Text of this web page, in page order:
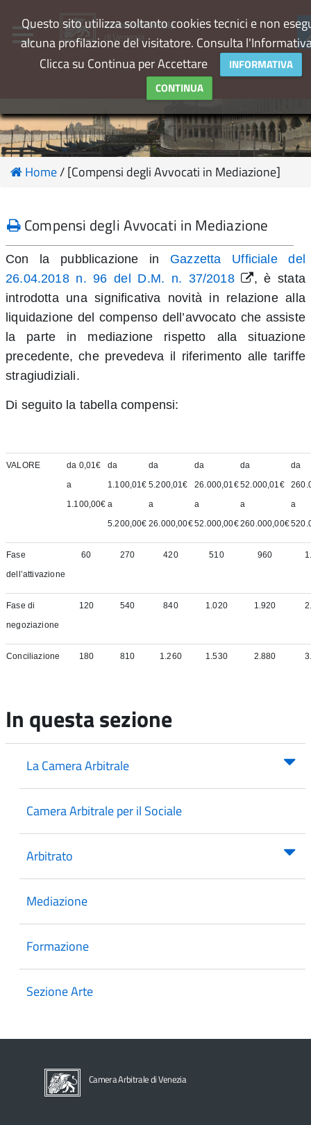
Camera Arbitrale
di Venezia
Home/ [Compensi degli Avvocati in Mediazione]
Compensi degli Avvocati in Mediazione
Con la pubblicazione in Gazzetta Ufficiale del
26.04.2018 n. 96 del D.M. n. 37/2018
, è stata
introdotta una significativa novità in relazione alla
liquidazione del compenso dell’avvocato che assiste
la parte in mediazione rispetto alla situazione
precedente, che prevedeva il riferimento alle tariffe
stragiudiziali.
Di seguito la tabella compensi:
VALORE
da 0,01€
a
1.100,00€
da
1.100,01€
a
5.200,00€
da
5.200,01€
a
26.000,00€
da
26.000,01€
a
52.000,00€
da
52.000,01€
a
260.000,00€
da
a
Fase
dell’attivazione
60 270 420 510 960
Fase di
negoziazione
120 540 840 1.020 1.920
Conciliazione 180 810 1.260 1.530 2.880
In questa sezione
La Camera Arbitrale
Camera Arbitrale per il Sociale
Arbitrato
Mediazione
Formazione
Sezione Arte
Camera Arbitrale di Venezia
Questo sito utilizza soltanto cookies tecnici e non
alcuna profilazione del visitatore. Consulta
Clicca su Continua per Accettare
INFORMATIVA
CONTINUA